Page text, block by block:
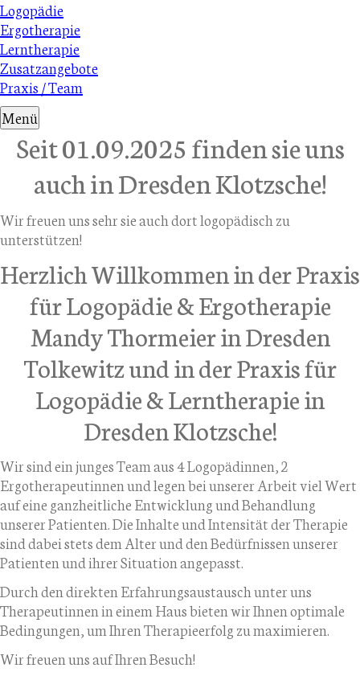
Navigation
überspringen
Logopädie
Ergotherapie
Lerntherapie
Zusatzangebote
Praxis / Team
Menü
Seit 01.09.2025 finden sie uns
auch in Dresden Klotzsche!
Wir freuen uns sehr sie auch dort logopädisch zu
unterstützen!
Herzlich Willkommen in der Praxis
für Logopädie & Ergotherapie
Mandy Thormeier in Dresden
Tolkewitz und in der Praxis für
Logopädie & Lerntherapie in
Dresden Klotzsche!
Wir sind ein junges Team aus 4 Logopädinnen, 2
Ergotherapeutinnen und legen bei unserer Arbeit viel Wert
auf eine ganzheitliche Entwicklung und Behandlung
unserer Patienten. Die Inhalte und Intensität der Therapie
sind dabei stets dem Alter und den Bedürfnissen unserer
Patienten und ihrer Situation angepasst.
Durch den direkten Erfahrungsaustausch unter uns
Therapeutinnen in einem Haus bieten wir Ihnen optimale
Bedingungen, um Ihren Therapieerfolg zu maximieren.
Wir freuen uns auf Ihren Besuch!